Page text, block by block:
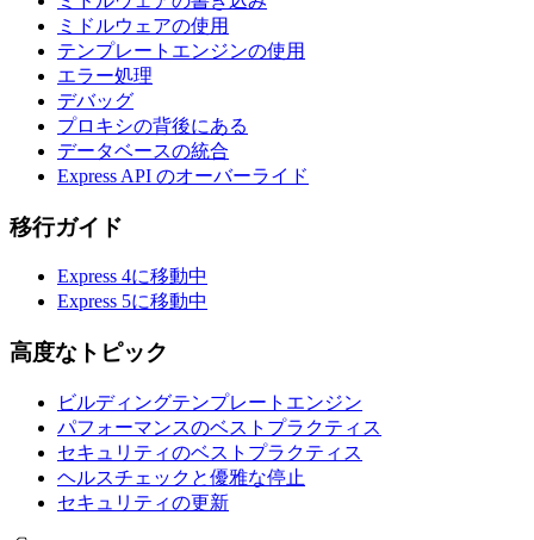
ミドルウェアの使用
テンプレートエンジンの使用
エラー処理
デバッグ
プロキシの背後にある
データベースの統合
Express API のオーバーライド
移行ガイド
Express 4に移動中
Express 5に移動中
高度なトピック
ビルディングテンプレートエンジン
パフォーマンスのベストプラクティス
セキュリティのベストプラクティス
ヘルスチェックと優雅な停止
セキュリティの更新